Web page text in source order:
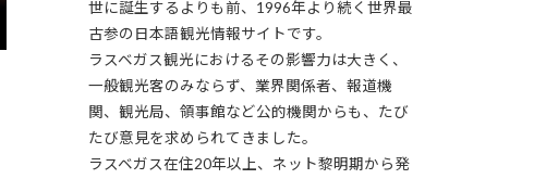
世に誕生するよりも前、1996年より続く世界最
古参の日本語観光情報サイトです。
ラスベガス観光におけるその影響力は大きく、
一般観光客のみならず、業界関係者、報道機
関、観光局、領事館など公的機関からも、たび
たび意見を求められてきました。
ラスベガス在住20年以上、ネット黎明期から発